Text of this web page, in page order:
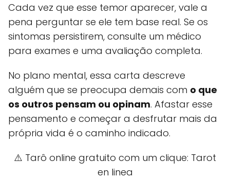
Cada vez que esse temor aparecer, vale a
pena perguntar se ele tem base real. Se os
sintomas persistirem, consulte um médico
para exames e uma avaliação completa.
No plano mental, essa carta descreve
alguém que se preocupa demais com o que
os outros pensam ou opinam. Afastar esse
pensamento e começar a desfrutar mais da
própria vida é o caminho indicado.
⚠️ Tarô online gratuito com um clique: Tarot
en linea